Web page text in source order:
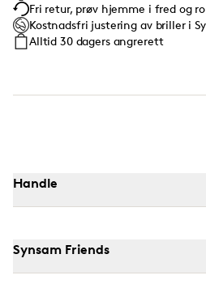
Fri retur, prøv hjemme i fred og ro
Kostnadsfri justering av briller i
Alltid 30 dagers angrerett
Handle
Synsam Friends